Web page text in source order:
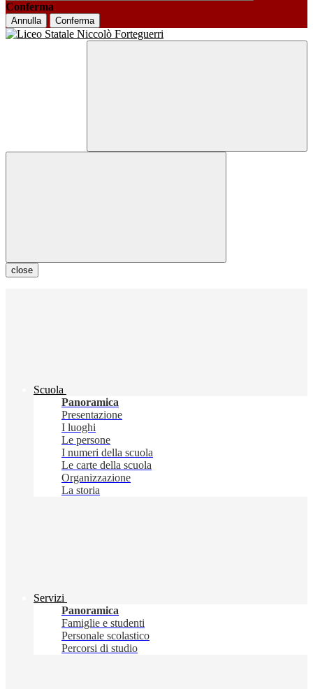
Conferma
Annulla Conferma
close
Scuola
Panoramica
Presentazione
I luoghi
Le persone
I numeri della scuola
Le carte della scuola
Organizzazione
La storia
Servizi
Panoramica
Famiglie e studenti
Personale scolastico
Percorsi di studio